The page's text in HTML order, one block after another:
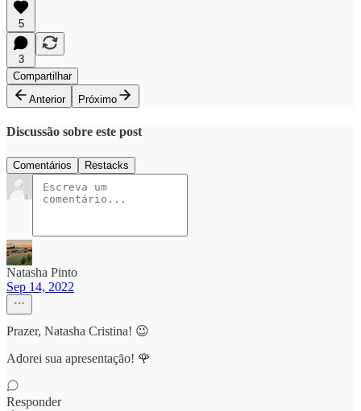
5
3
Compartilhar
Anterior
Próximo
Discussão sobre este post
Comentários Restacks
Natasha Pinto
Sep 14, 2022
Prazer, Natasha Cristina! 😉
Adorei sua apresentação! 🌹
Responder